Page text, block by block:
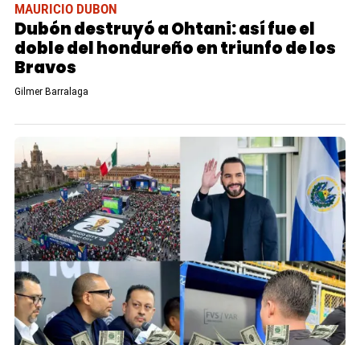
MAURICIO DUBON
Dubón destruyó a Ohtani: así fue el
doble del hondureño en triunfo de los
Bravos
Gilmer Barralaga